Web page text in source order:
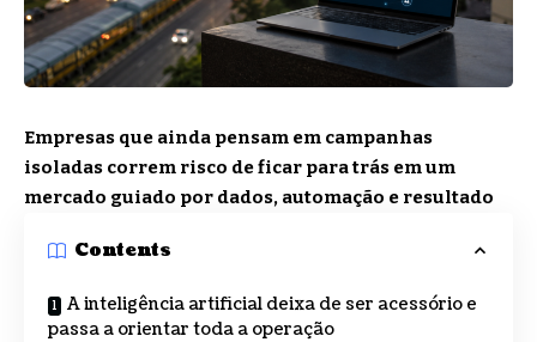
Empresas que ainda pensam em campanhas
isoladas correm risco de ficar para trás em um
mercado guiado por dados, automação e resultado
Contents
A inteligência artificial deixa de ser acessório e
passa a orientar toda a operação